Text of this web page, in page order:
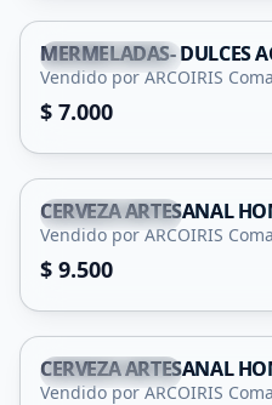
San Francisco
MERMELADAS- DULCES
Vendido por ARCOIRIS
$ 7.000
San Francisco
CERVEZA ARTESANAL
Vendido por ARCOIRIS
$ 9.500
San Francisco
CERVEZA ARTESANAL
Vendido por ARCOIRIS